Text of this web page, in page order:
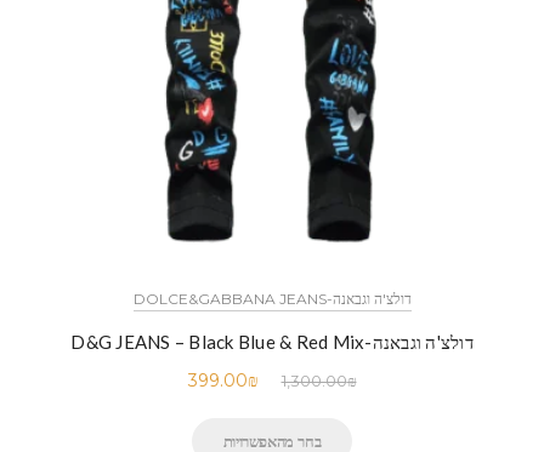
דולצ'ה וגבאנה-DOLCE&GABBANA JEANS
דולצ'ה וגבאנה-D&G JEANS – Black Blue & Red Mix
1,300.00₪
399.00₪
בחר מהאפשרויות